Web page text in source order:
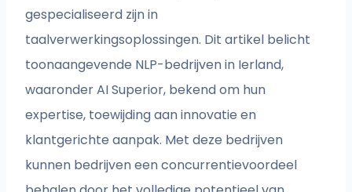
gespecialiseerd zijn in
taalverwerkingsoplossingen. Dit artikel belicht
toonaangevende NLP-bedrijven in Ierland,
waaronder AI Superior, bekend om hun
expertise, toewijding aan innovatie en
klantgerichte aanpak. Met deze bedrijven
kunnen bedrijven een concurrentievoordeel